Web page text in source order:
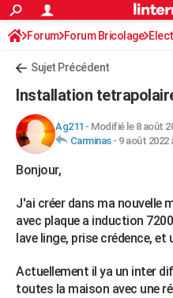
ACTUALITÉS
Politique
Société
Faits Divers
Education
Monde
Villes
+
FINANCE
Retraite
Impôts
Epargne
Immobilier
Risques naturels par ville
Banque
Assurance
Crédit
AUTO
Essais
Réserver un essai
Citadines
Berlines
SUV
Forum auto
+HIGH-TECH
Mobiles
Meilleur smartphone
Internet
Ordinateurs
Jeux vidéo
Guide high-tech
+
Forum
Aménagement intérieur
Extérieur
Cuisine
Salle de bains
Jardinage
Rangement
WEEK-END
Guides de France
Escapades
Patrimoine
Expositions
Musées
Week-end nature
+LIFESTYLE
Forum Forum Bricolage
Sujet Précédent
Installation
Ag211 - Modifié le 8 août
Carminas- 9 août 2022
Bonjour,
J'ai créer dans ma nouvelle
avec plaque a induction
lave linge, prise crédence, et
Actuellement il ya un inter
toutes la maison avec une